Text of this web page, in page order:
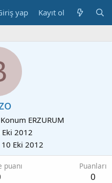
yap Kayıt ol
Konum ERZURUM
Eki 2012
10 Eki 2012
puanı Puanları
0